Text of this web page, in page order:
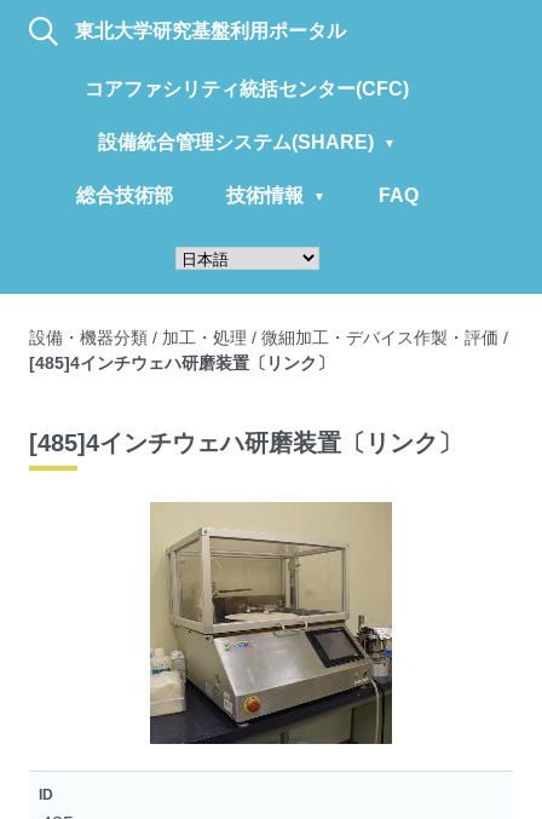
東北大学研究基盤利用ポータル
コアファシリティ統括センター(CFC)
設備統合管理システム(SHARE)
総合技術部 技術情報 FAQ
設備・機器分類 / 加工・処理 / 微細加工・デバイス作製・評価 /
[485]4インチウェハ研磨装置〔リンク〕
[485]4インチウェハ研磨装置〔リンク〕
ID